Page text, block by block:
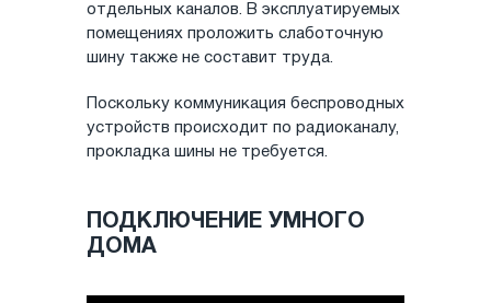
отдельных каналов. В эксплуатируемых
помещениях проложить слаботочную
шину также не составит труда.
Поскольку коммуникация беспроводных
устройств происходит по радиоканалу,
прокладка шины не требуется.
ПОДКЛЮЧЕНИЕ УМНОГО
ДОМА